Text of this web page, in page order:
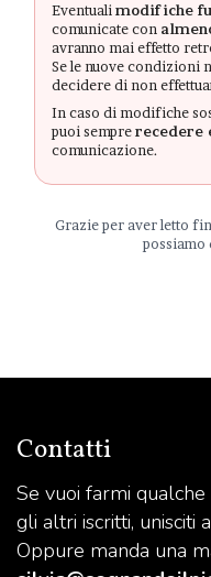
Eventuali modifiche
comunicate con
avranno mai effetto
Se le nuove condizioni
decidere di non
In caso di modifiche
puoi sempre recedere
comunicazione.
Grazie per aver letto
possiamo
Contatti
Se vuoi farmi
gli altri iscritti, unisciti a
Oppure manda una